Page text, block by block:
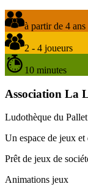
à partir de 4 ans
2 - 4 joueurs
10 minutes
Association La
Ludothèque du Pallet
Un espace de jeux et
Prêt de jeux de
Animations jeux